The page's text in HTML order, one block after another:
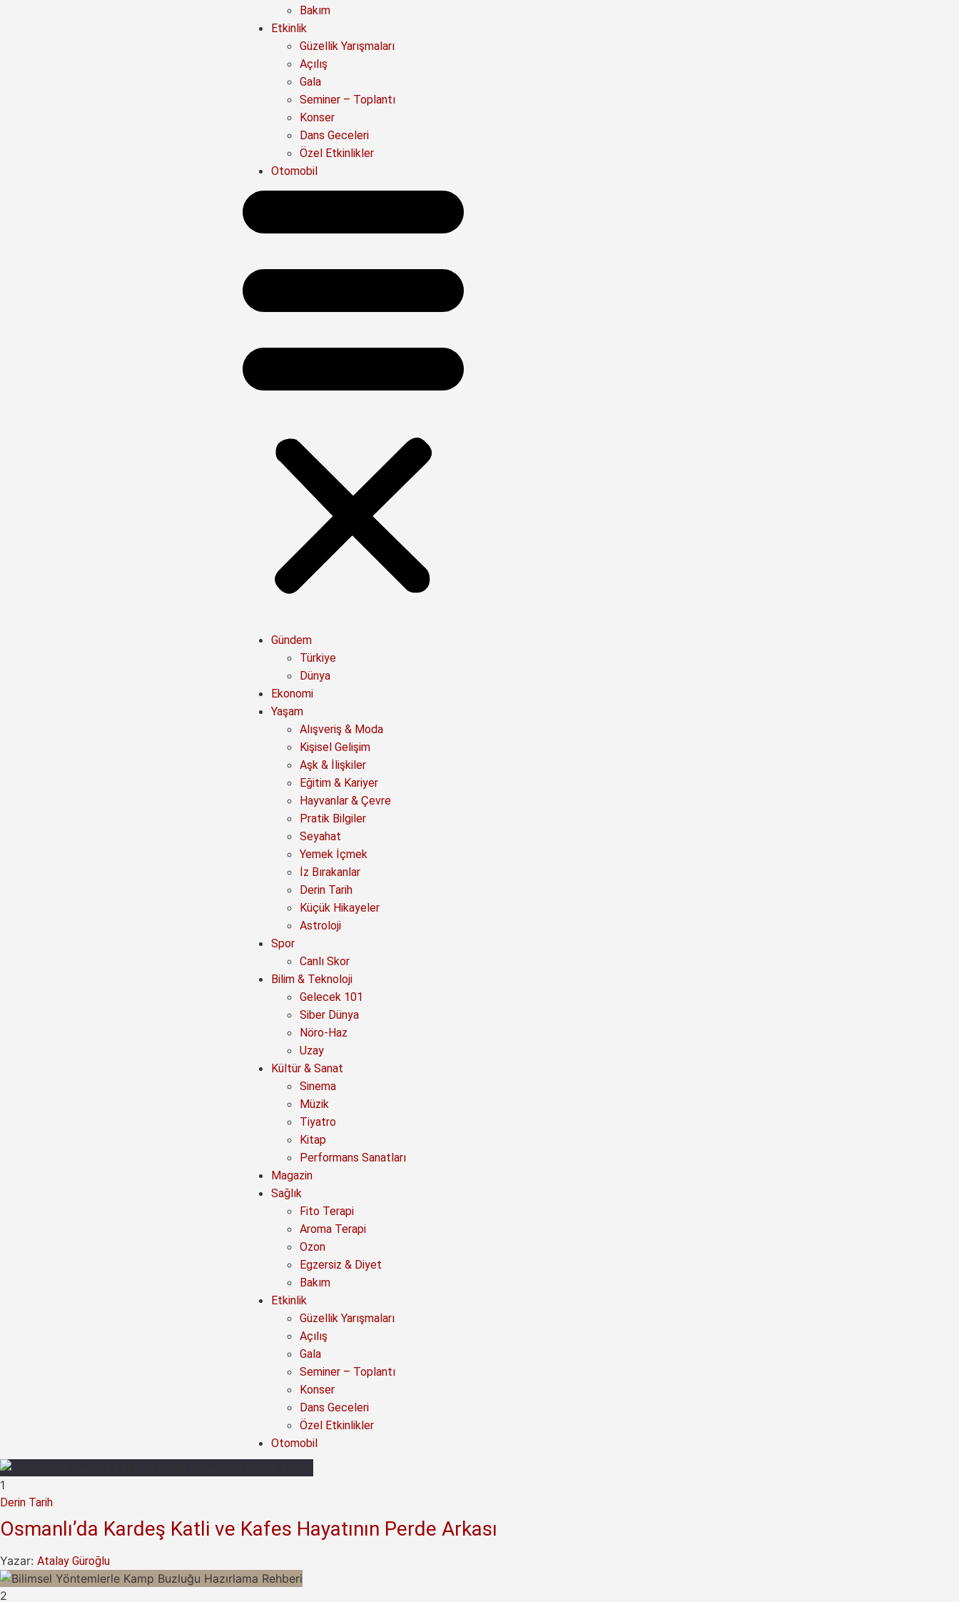
Bakım
Etkinlik
Güzellik Yarışmaları
Açılış
Gala
Seminer – Toplantı
Konser
Dans Geceleri
Özel Etkinlikler
Otomobil
Gündem
Türkiye
Dünya
Ekonomi
Yaşam
Alışveriş & Moda
Kişisel Gelişim
Aşk & İlişkiler
Eğitim & Kariyer
Hayvanlar & Çevre
Pratik Bilgiler
Seyahat
Yemek İçmek
İz Bırakanlar
Derin Tarih
Küçük Hikayeler
Astroloji
Spor
Canlı Skor
Bilim & Teknoloji
Gelecek 101
Siber Dünya
Nöro-Haz
Uzay
Kültür & Sanat
Sinema
Müzik
Tiyatro
Kitap
Performans Sanatları
Magazin
Sağlık
Fito Terapi
Aroma Terapi
Ozon
Egzersiz & Diyet
Bakım
Etkinlik
Güzellik Yarışmaları
Açılış
Gala
Seminer – Toplantı
Konser
Dans Geceleri
Özel Etkinlikler
Otomobil
1
Derin Tarih
Osmanlı’da Kardeş Katli ve Kafes Hayatının Perde Arkası
Yazar: Atalay Güroğlu
2